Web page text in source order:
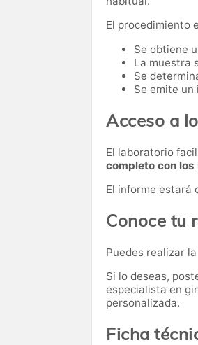
El procedimiento
Se obtiene
La muestra
Se
Se emite
Acceso a
El laboratorio
completo con
El informe estará
Conoce tu
Puedes realizar
Si lo deseas,
especialista en
personalizada.
Ficha